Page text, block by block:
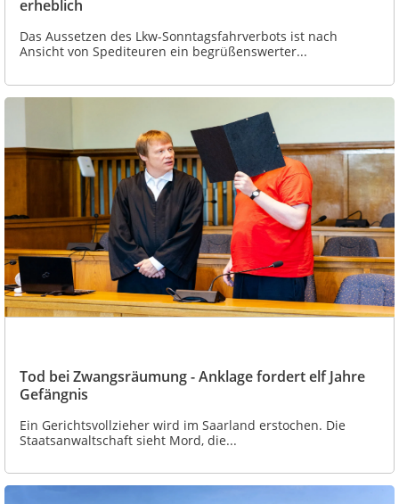
erheblich
Das Aussetzen des Lkw-Sonntagsfahrverbots ist nach
Ansicht von Spediteuren ein begrüßenswerter...
Tod bei Zwangsräumung - Anklage fordert elf Jahre
Gefängnis
Ein Gerichtsvollzieher wird im Saarland erstochen. Die
Staatsanwaltschaft sieht Mord, die...